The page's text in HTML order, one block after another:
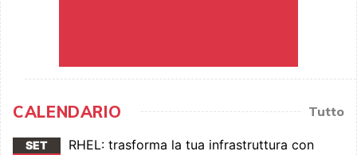
CALENDARIO Tutto
SET
RHEL: trasforma la tua infrastruttura con